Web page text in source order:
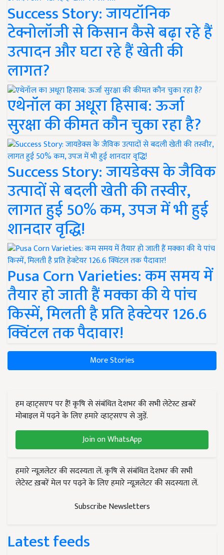
Success Story: जायटॉनिक
टेक्नोलॉजी से किसान कैसे बढ़ा रहे हैं
उत्पादन और घटा रहे हैं खेती की
लागत?
एथेनॉल का अधूरा हिसाब: ऊर्जा
सुरक्षा की कीमत कौन चुका रहा है?
Success Story: जायडेक्स के जैविक
उत्पादों से बदली खेती की तस्वीर,
लागत हुई 50% कम, उपज में भी हुई
शानदार वृद्धि!
Pusa Corn Varieties: कम समय में
तैयार हो जाती हैं मक्का की ये पांच
किस्में, मिलती है प्रति हेक्टेयर 126.6
क्विंटल तक पैदावार!
More Stories
हम व्हाट्सएप पर हैं! कृषि से संबंधित देशभर की सभी लेटेस्ट ख़बरें
मोबाइल में पढ़ने के लिए हमारे व्हाट्सएप से जुड़ें.
Join on WhatsApp
हमारे न्यूज़लेटर की सदस्यता लें. कृषि से संबंधित देशभर की सभी
लेटेस्ट ख़बरें मेल पर पढ़ने के लिए हमारे न्यूज़लेटर की सदस्यता लें.
Subscribe Newsletters
Latest feeds